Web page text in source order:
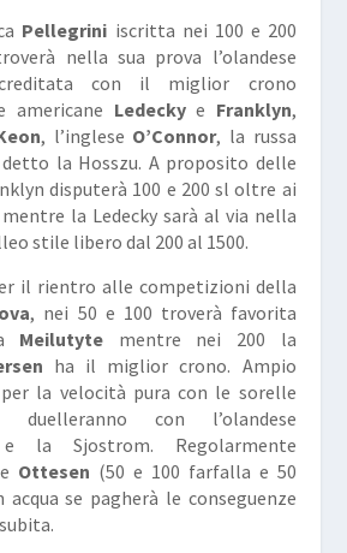
Pellegrini iscritta nei 100 e 200
nella sua prova l’olandese
con il miglior crono
americane Ledeckye Franklyn,
, l’inglese O’Connor, la russa
la Hosszu. A proposito delle
disputerà 100 e 200 sl oltre ai
la Ledecky sarà al via nella
stile libero dal 200 al 1500.
il rientro alle competizioni della
, nei 50 e 100 troverà favorita
Meilutyte mentre nei 200 la
ha il miglior crono. Ampio
la velocità pura con le sorelle
con l’olandese
e la Sjostrom. Regolarmente
Ottesen (50 e 100 farfalla e 50
se pagherà le conseguenze